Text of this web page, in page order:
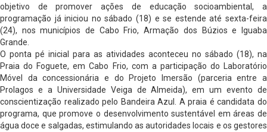
objetivo de promover ações de educação socioambiental, a
programação já iniciou no sábado (18) e se estende até sexta-feira
(24), nos municípios de Cabo Frio, Armação dos Búzios e Iguaba
Grande.
O ponta pé inicial para as atividades aconteceu no sábado (18), na
Praia do Foguete, em Cabo Frio, com a participação do Laboratório
Móvel da concessionária e do Projeto Imersão (parceria entre a
Prolagos e a Universidade Veiga de Almeida), em um evento de
conscientização realizado pelo Bandeira Azul. A praia é candidata do
programa, que promove o desenvolvimento sustentável em áreas de
água doce e salgadas, estimulando as autoridades locais e os gestores